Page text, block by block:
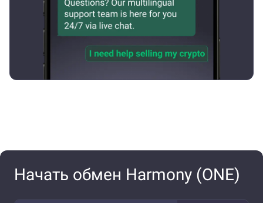
Начать обмен Harmony (ONE)